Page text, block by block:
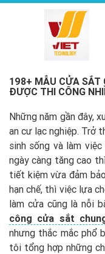
Kiến thức
được thi công nhiều
198+ MẪU CỬA SẮT
ĐƯỢC THI CÔNG
Những năm gần đây,
an cư lạc nghiệp. Trở
sinh sống và làm
ngày càng tăng cao
tiết kiệm vừa đảm
hạn chế, thì việc lựa
làm cửa cũng là nỗi
công cửa sắt
nhưng thắc mắc phổ
tôi tổng hợp những